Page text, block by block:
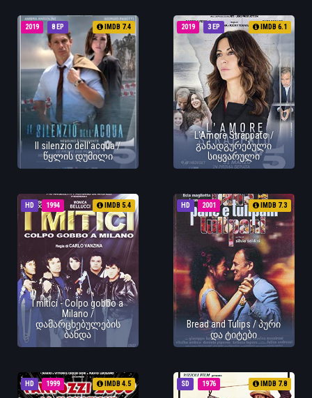
8 EP
2019 IMDB 7.4
Il silenzio dell'acqua /
წყლის დუმილი
3 EP
2019 IMDB 6.1
L'Amore Strappato /
განადგურებული
სიყვარული
HD 1994 IMDB 5.4
I mitici - Colpo gobbo a
Milano /
დამარცხებულების
ბანდა
HD 2001 IMDB 7.3
Bread and Tulips / პური
და ტიტები
HD 1999 IMDB 4.5 SD 1976 IMDB 7.8